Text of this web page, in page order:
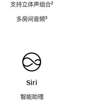
支持立体声组合脚
²
多房间音频脚
³
Siri
智能助理